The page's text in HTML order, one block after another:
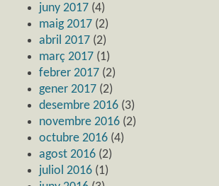
juny 2017 (4)
maig 2017 (2)
abril 2017 (2)
març 2017 (1)
febrer 2017 (2)
gener 2017 (2)
desembre 2016 (3)
novembre 2016 (2)
octubre 2016 (4)
agost 2016 (2)
juliol 2016 (1)